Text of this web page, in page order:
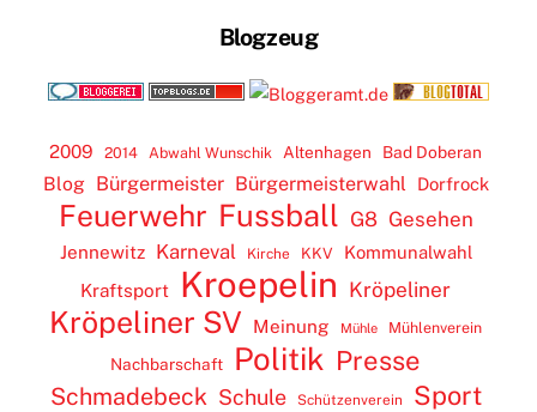
Blogzeug
2009 2014 Abwahl Wunschik Altenhagen Bad Doberan
Blog Bürgermeister Bürgermeisterwahl Dorfrock
Feuerwehr Fussball G8 Gesehen
Jennewitz Karneval Kirche KKV
Kommunalwahl
Kraftsport
Kroepelin Kröpeliner
Kröpeliner SV Meinung Mühle Mühlenverein
Nachbarschaft Politik Presse
Schmadebeck Schule Schützenverein Sport